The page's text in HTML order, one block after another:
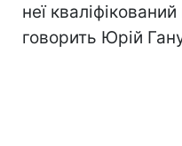
неї
говорить Юрій